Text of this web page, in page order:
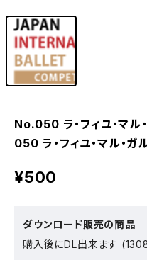
No.050 ラ・フィユ・マル
050 ラ・フィユ・マル・
¥500
ダウンロード販売の商品
購入後にDL出来ます